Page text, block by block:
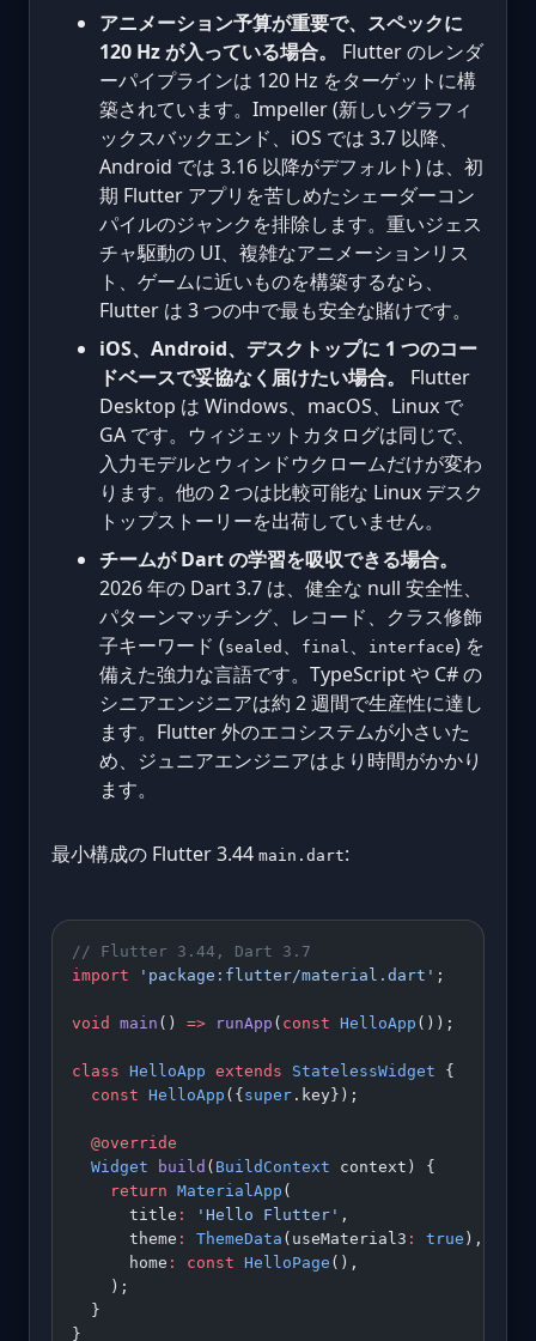
アニメーション予算が重要で、スペックに
120 Hz が入っている場合。
Flutter のレンダ
ーパイプラインは 120 Hz をターゲットに構
築されています。Impeller (新しいグラフィ
ックスバックエンド、iOS では 3.7 以降、
Android では 3.16 以降がデフォルト) は、初
期 Flutter アプリを苦しめたシェーダーコン
パイルのジャンクを排除します。重いジェス
チャ駆動の UI、複雑なアニメーションリス
ト、ゲームに近いものを構築するなら、
Flutter は 3 つの中で最も安全な賭けです。
iOS、Android、デスクトップに 1 つのコー
ドベースで妥協なく届けたい場合。
Flutter
Desktop は Windows、macOS、Linux で
GA です。ウィジェットカタログは同じで、
入力モデルとウィンドウクロームだけが変わ
ります。他の 2 つは比較可能な Linux デスク
トップストーリーを出荷していません。
チームが Dart の学習を吸収できる場合。
2026 年の Dart 3.7 は、健全な null 安全性、
パターンマッチング、レコード、クラス修飾
子キーワード (sealed 、 final 、 interface) を
備えた強力な言語です。TypeScript や C# の
シニアエンジニアは約 2 週間で生産性に達し
ます。Flutter 外のエコシステムが小さいた
め、ジュニアエンジニアはより時間がかかり
ます。
最小構成の Flutter 3.44 main.dart:
// Flutter 3.44, Dart 3.7
import 'package:flutter/material.dart' ;
void main () => runApp ( const HelloApp ());
class HelloApp extends StatelessWidget {
  const
HelloApp ({ super .key});
  @override
  Widget
build ( BuildContext context) {
    return
MaterialApp (
      title
: 'Hello Flutter' ,
      theme
: ThemeData (useMaterial3 : true ),
      home
: const HelloPage (),
    );
  }
}